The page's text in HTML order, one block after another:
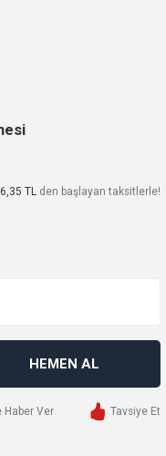
TL den başlayan taksitlerle!
HEMEN AL
Haber Ver Tavsiye Et